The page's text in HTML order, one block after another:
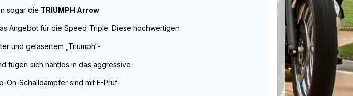
sogar die TRIUMPH Arrow
Angebot für die Speed Triple. Diese hochwertigen
und gelasertem „Triumph“-
fügen sich nahtlos in das aggressive
On-Schalldämpfer sind mit E-Prüf-